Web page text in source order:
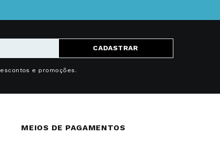
CADASTRAR
e promoções.
MEIOS DE PAGAMENTOS